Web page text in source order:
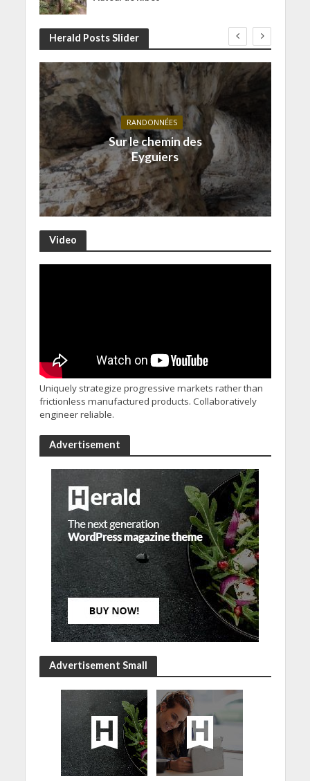
Herald Posts Slider
RANDONNÉES
Sur le chemin des
Eyguiers
Video
Uniquely strategize progressive markets rather than
frictionless manufactured products. Collaboratively
engineer reliable.
Advertisement
Advertisement Small